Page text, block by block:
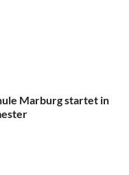
Marburg startet in